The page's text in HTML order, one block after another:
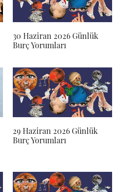
30 Haziran 2026 Günlük
Burç Yorumları
29 Haziran 2026 Günlük
Burç Yorumları